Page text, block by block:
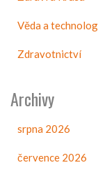
Věda a
Zdravotnictví
Archivy
srpna 2026
července 2026